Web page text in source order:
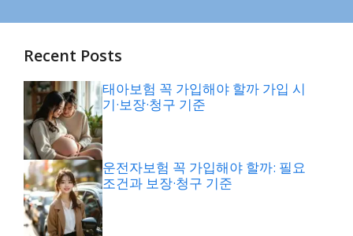
Recent Posts
태아보험 꼭 가입해야 할까 가입 시
기·보장·청구 기준
운전자보험 꼭 가입해야 할까: 필요
조건과 보장·청구 기준